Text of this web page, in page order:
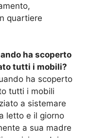
quartiere
ha scoperto
tutti i mobili?
ha scoperto
tutti i mobili
a sistemare
letto e il giorno
a sua madre